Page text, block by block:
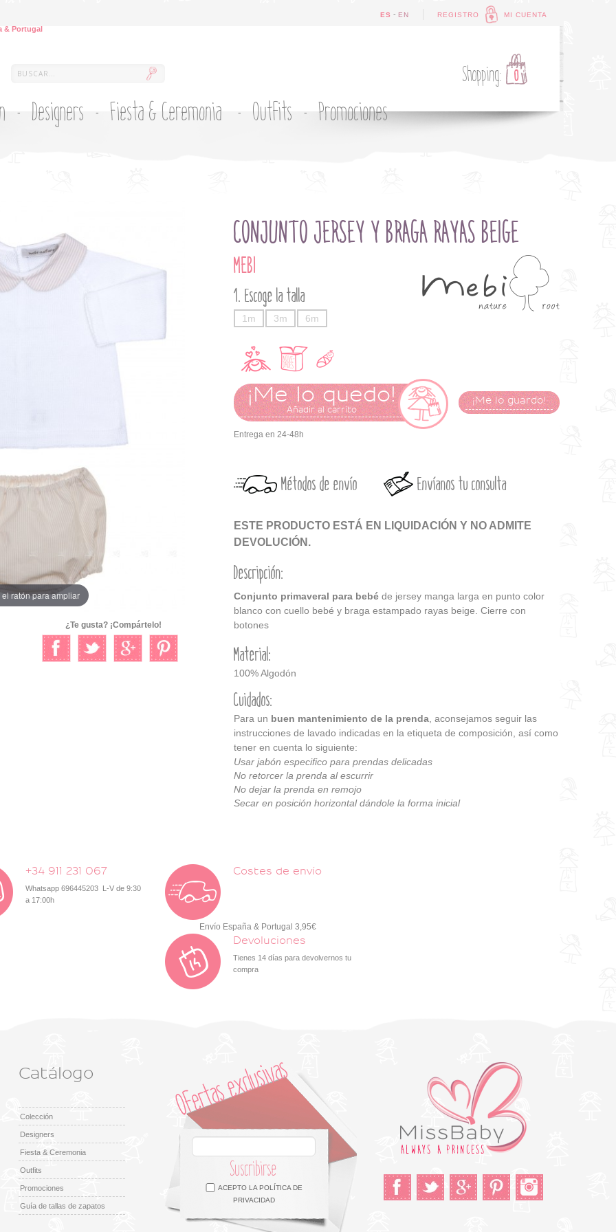
& Portugal
REGISTRO MI CUENTA
ES - EN
Shopping: 0
Designers Fiesta & Ceremonia Outfits Promociones
el ratón para ampliar
¿Te gusta? ¡Compártelo!
CONJUNTO JERSEY Y BRAGA RAYAS BEIGE
MEBI
Escoge la talla
1m 3m 6m
¡Me lo quedo!
Añadir al carrito
¡Me lo guardo!
Entrega en 24-48h
Métodos de envío Envíanos tu consulta
ESTE PRODUCTO ESTÁ EN LIQUIDACIÓN Y NO ADMITE
DEVOLUCIÓN.
Descripción:
Conjunto primaveral para bebéde jersey manga larga en punto color
blanco con cuello bebé y braga estampado rayas beige. Cierre con
botones
Material:
100% Algodón
Cuidados:
Para un buen mantenimiento de la prenda, aconsejamos seguir las
instrucciones de lavado indicadas en la etiqueta de composición, así como
tener en cuenta lo siguiente:
Usar jabón especifico para prendas delicadas
No retorcer la prenda al escurrir
No dejar la prenda en remojo
Secar en posición horizontal dándole la forma inicial
+34 911 231 067
Whatsapp 696445203 L-V de 9:30
a 17:00h
Costes de envío
Envío España & Portugal 3,95€
Devoluciones
Tienes 14 días para devolvernos tu
compra
Catálogo
Colección
Designers
Fiesta & Ceremonia
Outfits
Promociones
Guía de tallas de zapatos
Suscribirse
ACEPTO LAPOLÍTICA DE
PRIVACIDAD
Facebook Twitter Google +